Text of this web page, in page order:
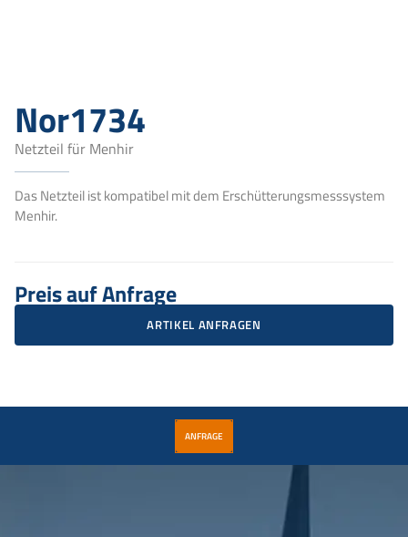
Nor1734
Netzteil für Menhir
Das Netzteil ist kompatibel mit dem Erschütterungsmesssystem
Menhir.
Preis auf Anfrage
ARTIKEL ANFRAGEN
ANFRAGE